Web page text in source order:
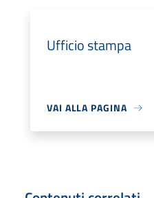
Ufficio stampa
VAI ALLA PAGINA